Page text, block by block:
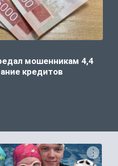
мошенникам 4,4
кредитов